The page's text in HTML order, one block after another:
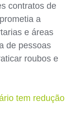
contratos de
a
e áreas
de pessoas
roubos e
tem redução